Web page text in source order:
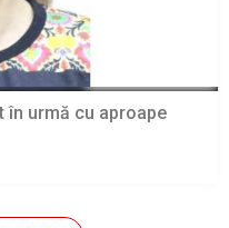
în urmă cu aproape